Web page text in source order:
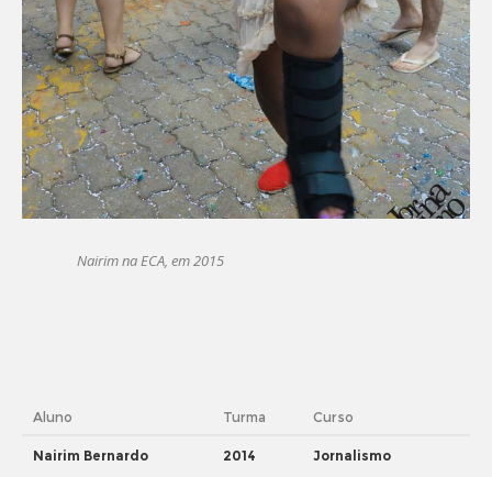
Nairim na ECA, em 2015
Aluno Turma Curso
Nairim Bernardo 2014 Jornalismo